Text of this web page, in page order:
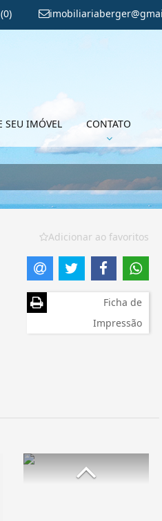
0)
SEU IMÓVEL CONTATO
Adicionar ao favoritos
Ficha de
Impressão